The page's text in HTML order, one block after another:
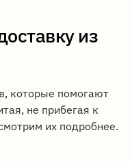
из
которые помогают
не прибегая к
их подробнее.